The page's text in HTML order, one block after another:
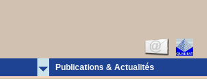
Publications & Actualités